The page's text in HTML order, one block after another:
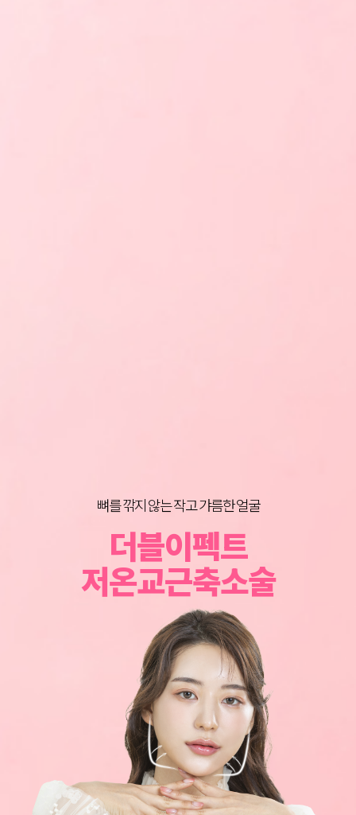
뼈를 깎지 않는 작고 갸름한 얼굴
더블이펙트
저온교근축소술
그림성형외과 노하우로 되살아나는 얼굴라인
심부볼지방제거
너만 몰랐던 턱살 리프팅 꿀팁
턱살지방흡입
어느 각도로 봐도 가장 예쁜 턱라인
이중턱지방흡입
BEFORE & AFTER
이동진 원장의
SOLUTION